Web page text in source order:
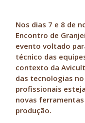
Nos dias 7 e 8 de
Encontro de
evento voltado
técnico das
contexto da
das tecnologias
profissionais
novas
produção.